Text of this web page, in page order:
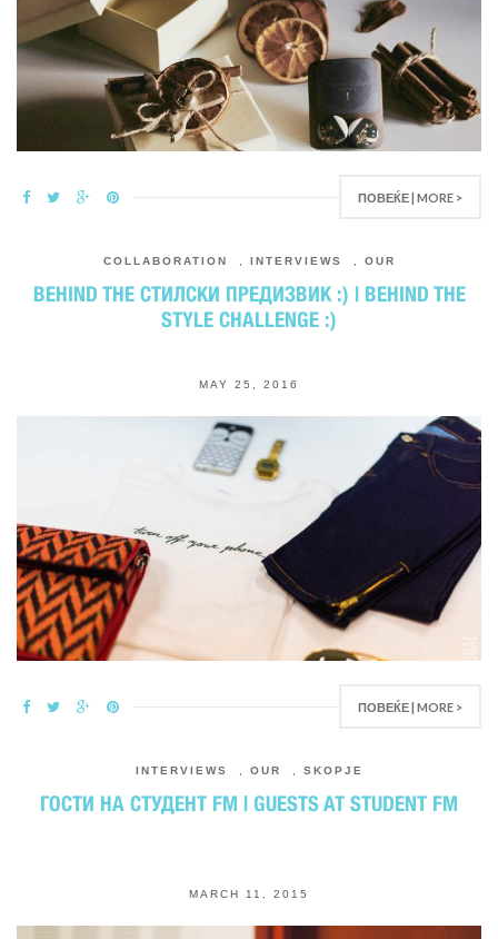
ПОВЕЌЕ | MORE >
COLLABORATION INTERVIEWS OUR
BEHIND THE СТИЛСКИ ПРЕДИЗВИК :) | BEHIND THE
STYLE CHALLENGE :)
MAY 25, 2016
ПОВЕЌЕ | MORE >
INTERVIEWS OUR SKOPJE
ГОСТИ НА СТУДЕНТ FM | GUESTS AT STUDENT FM
MARCH 11, 2015